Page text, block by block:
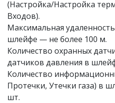
(Настройка/Настройка
Входов).
Максимальная
шлейфе — не более 100 м.
Количество охранных
датчиков давления в
Количество
Протечки, Утечки газа) в
шт.